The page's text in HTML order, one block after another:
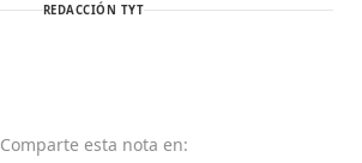
REDACCIÓN TYT
Comparte esta nota en: